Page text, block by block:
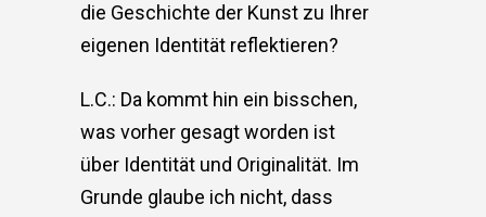
die Geschichte der Kunst zu Ihrer
eigenen Identität reflektieren?
L.C.: Da kommt hin ein bisschen,
was vorher gesagt worden ist
über Identität und Originalität. Im
Grunde glaube ich nicht, dass